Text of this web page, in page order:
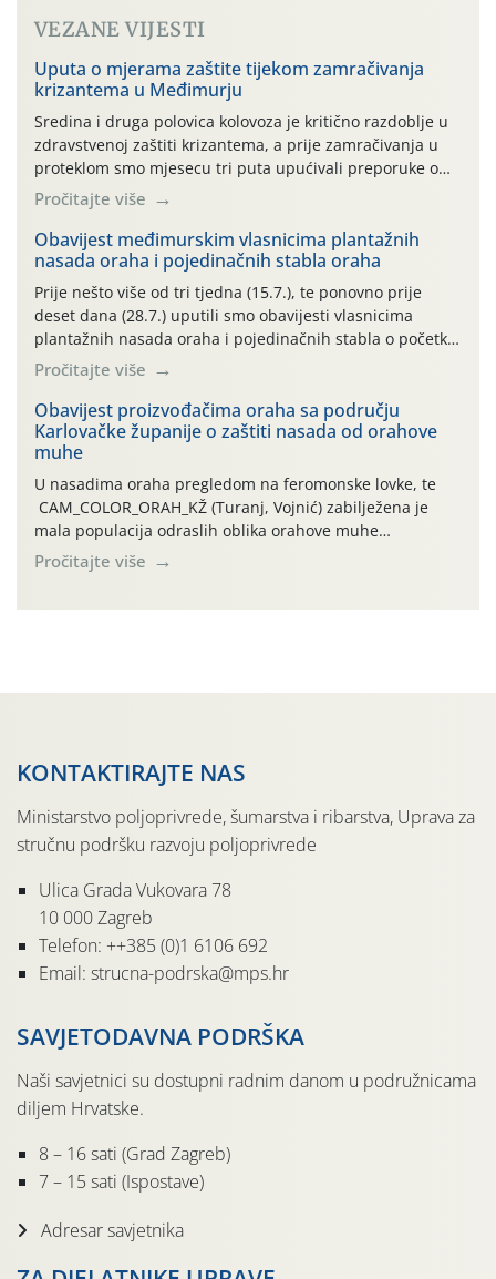
VEZANE VIJESTI
Uputa o mjerama zaštite tijekom zamračivanja
krizantema u Međimurju
Sredina i druga polovica kolovoza je kritično razdoblje u
zdravstvenoj zaštiti krizantema, a prije zamračivanja u
proteklom smo mjesecu tri puta upućivali preporuke o
preventivnim mjerama zaštite krizantema od najčešćih
uzročnika bolesti, štetnika i fito-fagnih grinja (23.7., 14.7.,
06.7.)! Na početku ovog mjeseca je zabilježeno je
povijesno i ekstremno vruće meteorološko razdoblje, uz
najviše temperature […]
Pročitajte više
Obavijest međimurskim vlasnicima plantažnih
nasada oraha i pojedinačnih stabla oraha
Prije nešto više od tri tjedna (15.7.), te ponovno prije
deset dana (28.7.) uputili smo obavijesti vlasnicima
plantažnih nasada oraha i pojedinačnih stabla o početku
leta i ovogodišnjoj potrebi usmjerenog suzbijanja
orahove muhe (Rhagoletis completa)! Već dvanaest dana
traje drugi ovogodišnji “toplinski udar”, koji naročito
izražen zadnja šest dana (31.7.-05.8.), jer najviše
temperature zraka svakodnevno […]
Pročitajte više
Obavijest proizvođačima oraha sa području
Karlovačke županije o zaštiti nasada od orahove
muhe
U nasadima oraha pregledom na feromonske lovke, te
CAM_COLOR_ORAH_KŽ (Turanj, Vojnić) zabilježena je
mala populacija odraslih oblika orahove muhe
(Rhagoletis completa). Niska brojnost može se objasniti
činjenicom da je riječ o mladim nasadima s vrlo malim
Pročitajte više
KONTAKTIRAJTE NAS
Ministarstvo poljoprivrede, šumarstva i ribarstva, Uprava za
stručnu podršku razvoju poljoprivrede
Ulica Grada Vukovara 78
10 000 Zagreb
Telefon: ++385 (0)1 6106 692
Email: strucna-podrska@mps.hr
SAVJETODAVNA PODRŠKA
Naši savjetnici su dostupni radnim danom u podružnicama
diljem Hrvatske.
8 – 16 sati (Grad Zagreb)
7 – 15 sati (Ispostave)
Adresar savjetnika